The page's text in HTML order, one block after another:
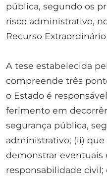
pública, segundo os
risco administrativo,
Recurso Extraordinário
A tese estabelecida
compreende três
o Estado é
ferimento em
segurança pública,
administrativo; (ii)
demonstrar eventuais
responsabilidade civil;